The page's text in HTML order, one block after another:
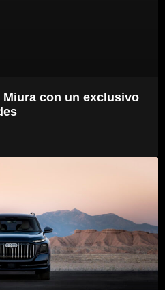
con un exclusivo